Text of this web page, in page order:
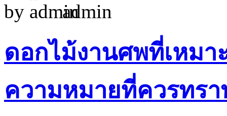
by
admin
ดอกไม้งานศพที่เหมา
ความหมายที่ควรทรา